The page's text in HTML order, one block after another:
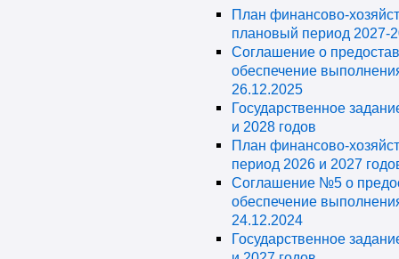
План финансово-
плановый период 2027-
Соглашение о
обеспечение
26.12.2025
Государственное
и 2028 годов
План финансово-
период 2026 и 2027
Соглашение №5 о
обеспечение
24.12.2024
Государственное